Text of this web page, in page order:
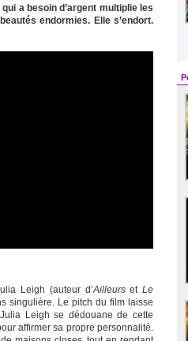
a besoin d’argent multiplie les
endormies. Elle s’endort.
Leigh (auteur d’AilleursetLe
singulière. Le pitch du film laisse
Leigh se dédouane de cette
affirmer sa propre personnalité.